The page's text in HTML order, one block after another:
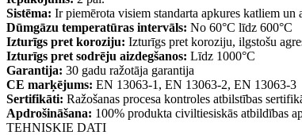
Sistēma: Ir piemērota visiem standarta apkures katliem un
Dūmgāzu temperatūras intervāls: No 60°C līdz 600°C
Izturīgs pret koroziju: Izturīgs pret koroziju, ilgstošu
Izturīgs pret sodrēju aizdegšanos: Līdz 1000°C
Garantija: 30 gadu ražotāja garantija
CE marķējums: EN 13063-1, EN 13063-2, EN 13063-3
Sertifikāti: Ražošanas procesa kontroles atbilstības
Apdrošināšana: 100% produkta civiltiesiskās atbildības
TEHNISKIE DATI